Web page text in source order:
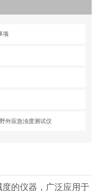
项
外应急浊度测试仪
的仪器，广泛应用于